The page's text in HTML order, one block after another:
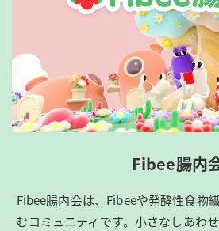
Fibee腸内
Fibee腸内会は、​Fibeeや発酵性食物
むコミュニティです。​小さなしあわ